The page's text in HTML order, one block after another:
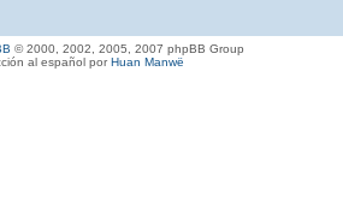
© 2000, 2002, 2005, 2007 phpBB Group
al español porHuan Manwë